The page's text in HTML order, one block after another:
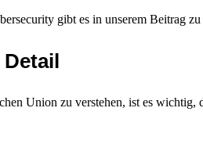
gibt es in unserem Beitrag zu
Union zu verstehen, ist es